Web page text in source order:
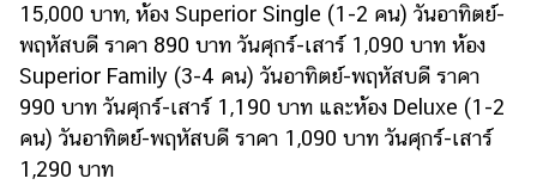
15,000 บาท, ห้อง Superior Single (1-2 คน) วันอาทิตย์-
พฤหัสบดี ราคา 890 บาท วันศุกร์-เสาร์ 1,090 บาท ห้อง
Superior Family (3-4 คน) วันอาทิตย์-พฤหัสบดี ราคา
990 บาท วันศุกร์-เสาร์ 1,190 บาท และห้อง Deluxe (1-2
คน) วันอาทิตย์-พฤหัสบดี ราคา 1,090 บาท วันศุกร์-เสาร์
1,290 บาท